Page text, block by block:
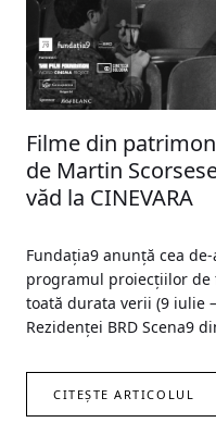
Filme din
de Martin
văd la CINEVARA
Fundația9 anunță cea de-
programul proiecțiilor de
toată durata verii (9 iulie
Rezidenței BRD Scena9
CITEȘTE ARTICOLUL